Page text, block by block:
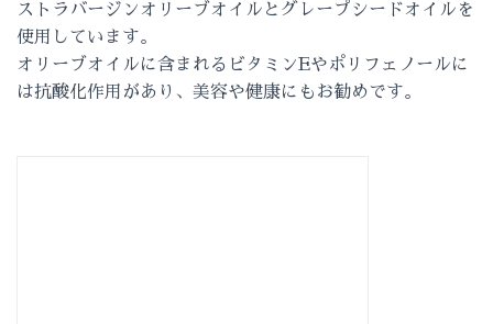
ストラバージンオリーブオイルとグレープシードオイルを
使用しています。
オリーブオイルに含まれるビタミンEやポリフェノールに
は抗酸化作用があり、美容や健康にもお勧めです。